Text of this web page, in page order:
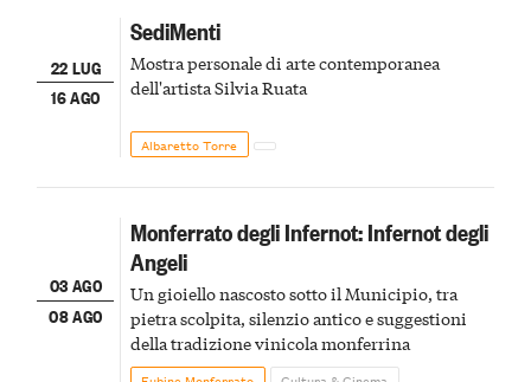
22 LUG
16 AGO
SediMenti
Mostra personale di arte contemporanea
dell'artista Silvia Ruata
Albaretto Torre
03 AGO
08 AGO
Monferrato degli Infernot: Infernot degli
Angeli
Un gioiello nascosto sotto il Municipio, tra
pietra scolpita, silenzio antico e suggestioni
della tradizione vinicola monferrina